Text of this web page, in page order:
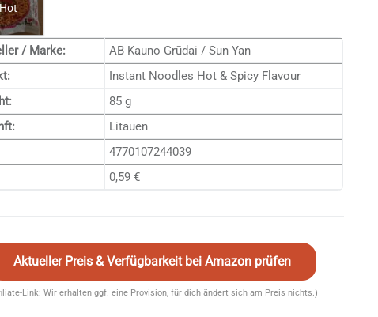
/ Marke:
AB Kauno Grūdai / Sun Yan
Instant Noodles Hot & Spicy Flavour
85 g
Litauen
4770107244039
0,59 €
Aktueller Preis & Verfügbarkeit bei Amazon prüfen
Link: Wir erhalten ggf. eine Provision, für dich ändert sich am Preis nichts.)